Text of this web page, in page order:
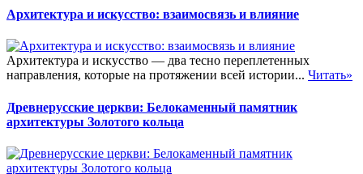
Архитектура и искусство: взаимосвязь и влияние
Архитектура и искусство — два тесно переплетенных
направления, которые на протяжении всей истории... Читать»
Древнерусские церкви: Белокаменный памятник
архитектуры Золотого кольца